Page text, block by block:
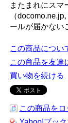
またまれにスマ
（
ールが届かない
この商品につい
この商品を友達
買い物を続ける
この商品をロ